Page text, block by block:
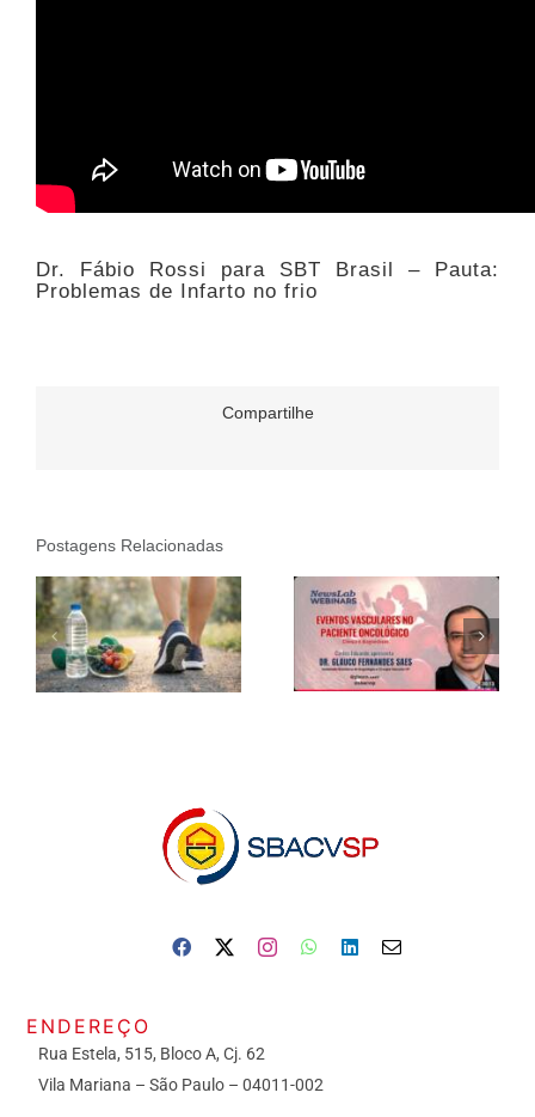
Dr. Fábio Rossi para SBT Brasil – Pauta:
Problemas de Infarto no frio
Compartilhe
Postagens Relacionadas
ENDEREÇO
Rua Estela, 515, Bloco A, Cj. 62
Vila Mariana – São Paulo – 04011-002